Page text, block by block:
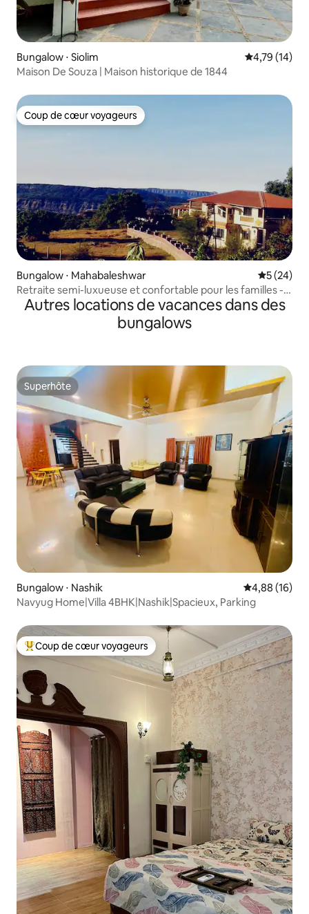
Bungalow ⋅ Siolim Évaluation
4,79 (14)
Maison De Souza | Maison historique de 1844
Coup de cœur voyageurs
Coup de cœur voyageurs
Bungalow ⋅ Mahabaleshwar
5 (24)
Retraite semi-luxueuse et confortable pour les familles - 4
chambres
Autres locations de vacances dans des
bungalows
Superhôte
Superhôte
Bungalow ⋅ Nashik Évaluation
4,88 (16)
Navyug Home|Villa 4BHK|Nashik|Spacieux, Parking
Coups de cœur voyageurs les plus appréciés
Coup de cœur voyageurs